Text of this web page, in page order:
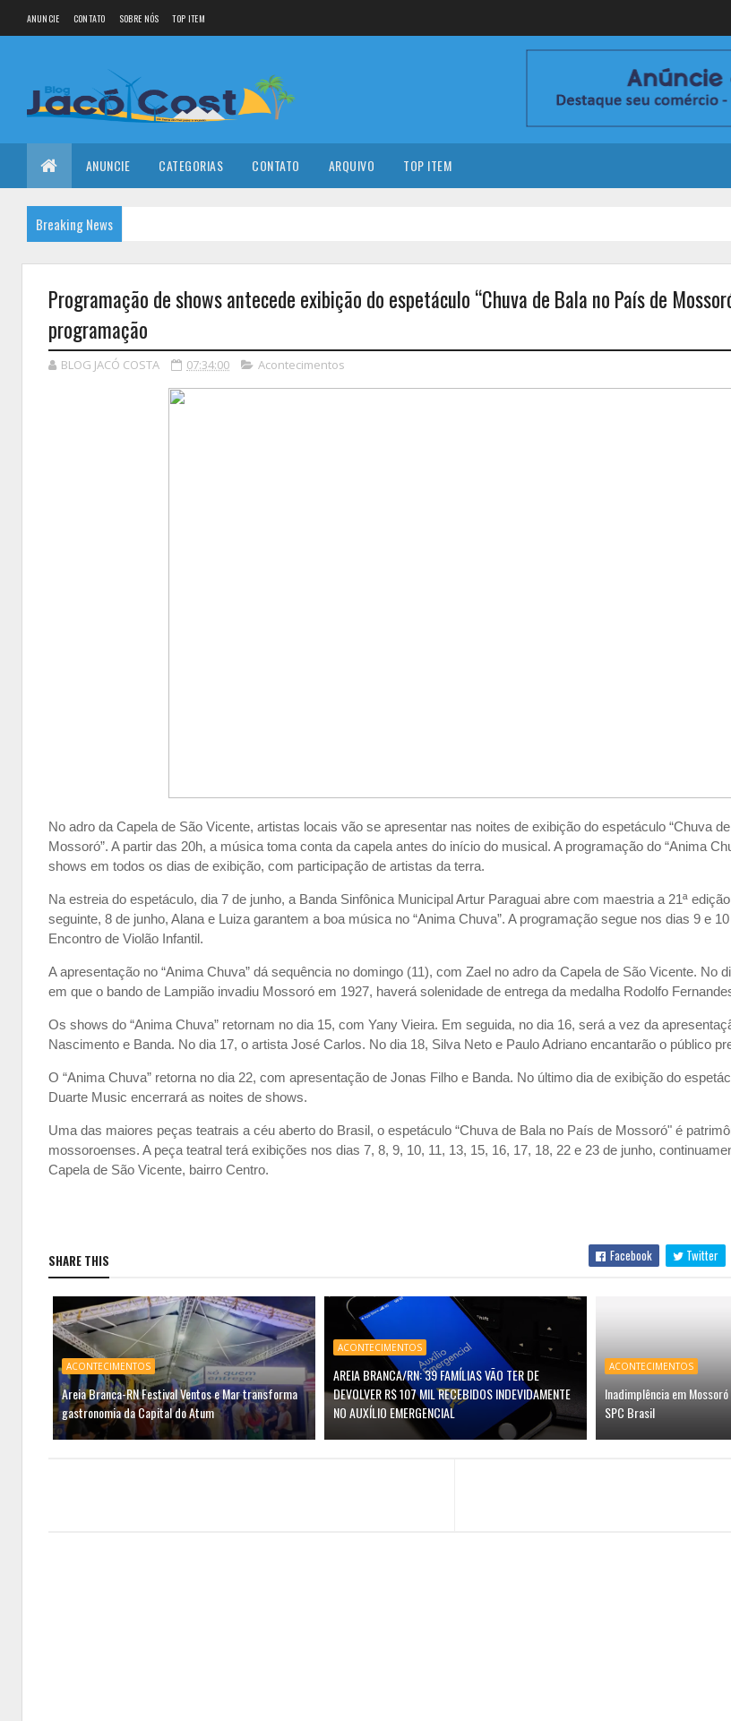
ANUNCIE CONTATO SOBRE NÓS TOP ITEM
ANUNCIE CATEGORIAS CONTATO ARQUIVO TOP ITEM
Breaking News
Programação de shows antecede exibição do espetáculo “Chuva de Bala no País de
programação
BLOG JACÓ COSTA 07:34:00 Acontecimentos
No adro da Capela de São Vicente, artistas locais vão se apresentar nas noites de exibição do espetáculo “Chuva
Mossoró”. A partir das 20h, a música toma conta da capela antes do início do musical. A programação do “Anima
shows em todos os dias de exibição, com participação de artistas da terra.
Na estreia do espetáculo, dia 7 de junho, a Banda Sinfônica Municipal Artur Paraguai abre com maestria a 21ª
seguinte, 8 de junho, Alana e Luiza garantem a boa música no “Anima Chuva”. A programação segue nos dias 9 e
Encontro de Violão Infantil.
A apresentação no “Anima Chuva” dá sequência no domingo (11), com Zael no adro da Capela de São Vicente. No
em que o bando de Lampião invadiu Mossoró em 1927, haverá solenidade de entrega da medalha Rodolfo
Os shows do “Anima Chuva” retornam no dia 15, com Yany Vieira. Em seguida, no dia 16, será a vez da
Nascimento e Banda. No dia 17, o artista José Carlos. No dia 18, Silva Neto e Paulo Adriano encantarão o público
O “Anima Chuva” retorna no dia 22, com apresentação de Jonas Filho e Banda. No último dia de exibição do
Duarte Music encerrará as noites de shows.
Uma das maiores peças teatrais a céu aberto do Brasil, o espetáculo “Chuva de Bala no País de Mossoró" é
mossoroenses. A peça teatral terá exibições nos dias 7, 8, 9, 10, 11, 13, 15, 16, 17, 18, 22 e 23 de junho,
Capela de São Vicente, bairro Centro.
SHARE THIS Facebook Twitter
ACONTECIMENTOS
Areia Branca-RN Festival Ventos e Mar transforma
gastronomia da Capital do Atum
ACONTECIMENTOS
AREIA BRANCA/RN: 39 FAMÍLIAS VÃO TER DE
DEVOLVER R$ 107 MIL RECEBIDOS INDEVIDAMENTE
NO AUXÍLIO EMERGENCIAL
ACONTECIMENTOS
Inadimplência em
SPC Brasil